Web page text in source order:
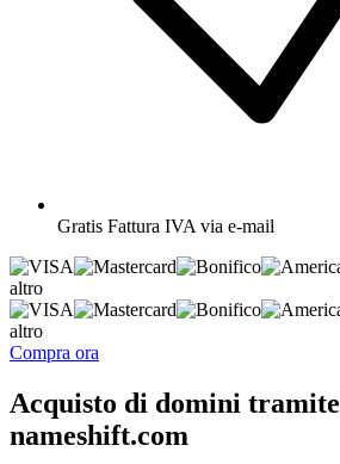
Gratis Fattura IVA via e-mail
altro
altro
Compra ora
Acquisto di domini tramite
nameshift.com